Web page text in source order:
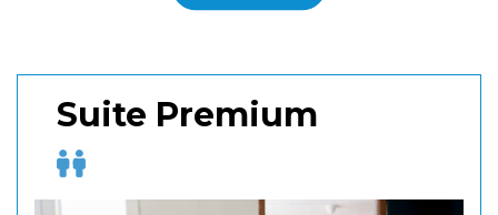
Suite Premium